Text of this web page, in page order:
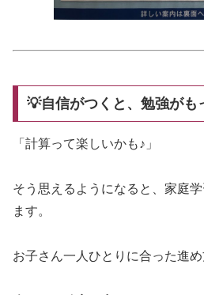
💡自信がつくと、勉強がも
「計算って楽しいかも♪」
そう思えるようになると、家庭
ます。
お子さん一人ひとりに合った進め